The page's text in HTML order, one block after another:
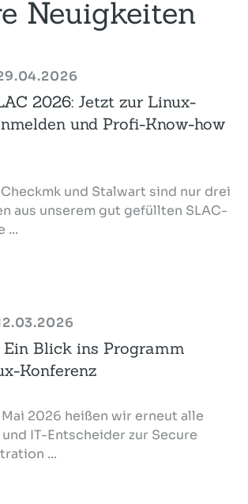
Neuigkeiten
2026: Jetzt zur Linux-
und Profi-Know-how
und Stalwart sind nur drei
aus unserem gut gefüllten SLAC-
...
Ein Blick ins Programm
Konferenz
Mai 2026 heißen wir erneut alle
IT-Entscheider zur Secure
...